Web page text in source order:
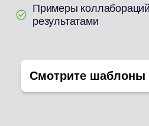
Примеры
результатами
Смотрите шаблоны